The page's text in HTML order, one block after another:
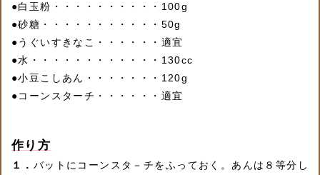
●白玉粉・・・・・・・・・・100g
●砂糖・・・・・・・・・・・50g
●うぐいすきなこ・・・・・・適宜
●水・・・・・・・・・・・・130cc
●小豆こしあん・・・・・・・120g
●コーンスターチ・・・・・・適宜
作り方
１． バットにコーンスタ－チをふっておく。あんは８等分し